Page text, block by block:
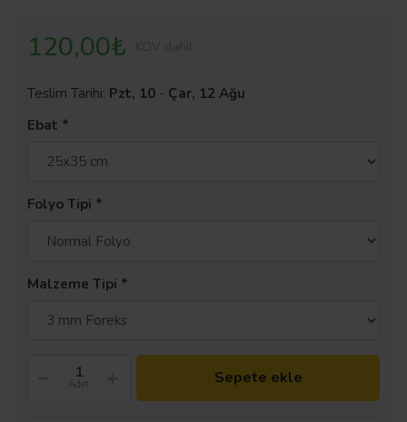
120,00₺
Teslim Tarihi: Pzt, 10 - Çar, 12 Ağu
Ebat
Folyo Tipi
Malzeme Tipi
Adet Sepete ekle